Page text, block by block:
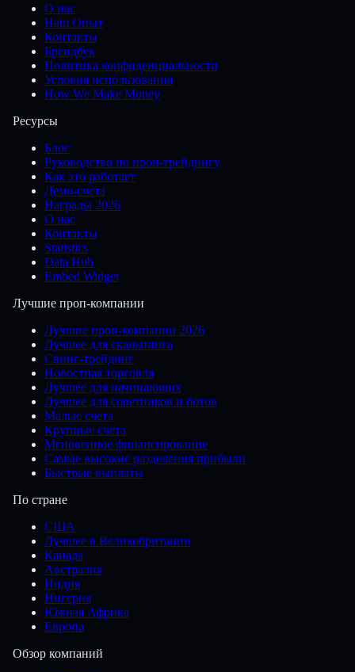
О нас
Наш Опыт
Контакты
Брендбук
Политика конфиденциальности
Условия использования
How We Make Money
Ресурсы
Блог
Руководство по проп-трейдингу
Как это работает
Демо-счета
Награды 2026
О нас
Контакты
Statistics
Data Hub
Embed Widget
Лучшие проп-компании
Лучшие проп-компании 2026
Лучшее для скальпинга
Свинг-трейдинг
Новостная торговля
Лучшее для начинающих
Лучшее для советников и ботов
Малые счета
Крупные счета
Мгновенное финансирование
Самые высокие разделения прибыли
Быстрые выплаты
По стране
США
Лучшее в Великобритании
Канада
Австралия
Индия
Нигерия
Южная Африка
Европа
Обзор компаний